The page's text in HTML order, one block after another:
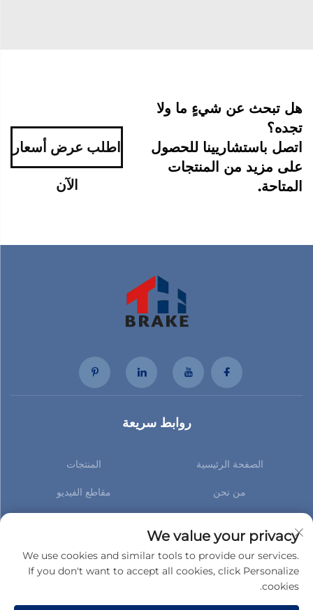
هل تبحث عن شيءٍ ما ولا
تجده؟
اتصل باستشاريينا للحصول
على مزيد من المنتجات
المتاحة.
اطلب عرض أسعار
الآن
روابط سريعة
الصفحة الرئيسية المنتجات
من نحن مقاطع الفيديو
اشترك لتصلك أحدث الأخبار الخاصة بنا
We value your privacy
We use cookies and similar tools to provide our services.
If you don't want to accept all cookies, click Personalize
cookies.